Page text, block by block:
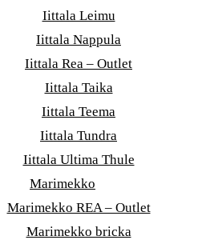
Iittala Leimu
Iittala Nappula
Iittala Rea – Outlet
Iittala Taika
Iittala Teema
Iittala Tundra
Iittala Ultima Thule
Marimekko
Marimekko REA – Outlet
Marimekko bricka